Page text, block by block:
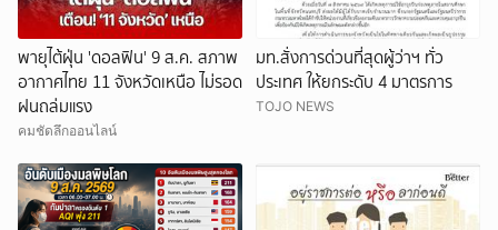
พายุไต้ฝุ่น 'ดอลฟิน' 9 ส.ค. สภาพ
อากาศไทย 11 จังหวัดเหนือ ไม่รอด
ฝนถล่มแรง
คมชัดลึกออนไลน์
มท.สั่งการด่วนที่สุดผู้ว่าฯ ทั่ว
ประเทศ ให้ยกระดับ 4 มาตรการ
TOJO NEWS